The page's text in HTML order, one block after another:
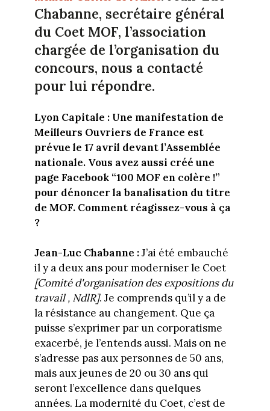
Chabanne, secrétaire général
du Coet MOF, l’association
chargée de l’organisation du
concours, nous a contacté
pour lui répondre.
Lyon Capitale : Une manifestation de
Meilleurs Ouvriers de France est
prévue le 17 avril devant l’Assemblée
nationale. Vous avez aussi créé une
page Facebook “100 MOF en colère !”
pour dénoncer la banalisation du titre
de MOF. Comment réagissez-vous à ça
?
Jean-Luc Chabanne :J’ai été embauché
il y a deux ans pour moderniser le Coet
[Comité d'organisation des expositions du
travail , NdlR]. Je comprends qu’il y a de
la résistance au changement. Que ça
puisse s’exprimer par un corporatisme
exacerbé, je l’entends aussi. Mais on ne
s’adresse pas aux personnes de 50 ans,
mais aux jeunes de 20 ou 30 ans qui
seront l’excellence dans quelques
années. La modernité du Coet, c’est de